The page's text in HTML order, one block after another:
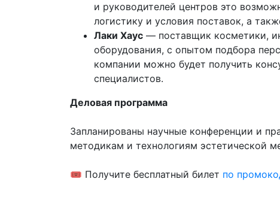
и руководителей центров это
логистику и условия поставок, а
Лаки Хаус — поставщик косметики,
оборудования, с опытом подбора
компании можно будет получить
специалистов.
Деловая программа
Запланированы научные конференции и
методикам и технологиям эстетической
🎟 Получите бесплатный билет по